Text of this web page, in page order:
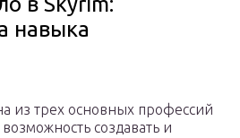
навыка
из трех основных профессий
создавать и